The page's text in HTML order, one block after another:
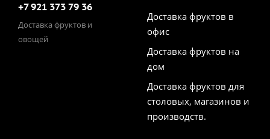
+7 921 373 79 36
Доставка фруктов и
овощей
Доставка фруктов в
офис
Доставка фруктов на
дом
Доставка фруктов для
столовых, магазинов и
производств.